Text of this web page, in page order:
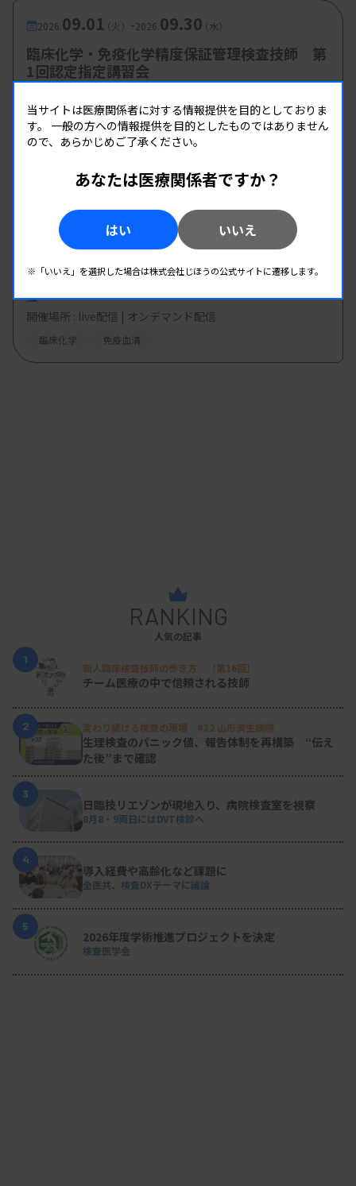
2026. 09.01（火） -2026. 09.30（水）
臨床化学・免疫化学精度保証管理検査技師 第
1回認定指定講習会
開催場所 : WEB
臨床化学 免疫血清
09.03 09.17
2026 QuidelOrtho Learning Program 第14
回-生化学・免疫- 「免疫検査の異常反応とその
主催 :オーソ・クリニカル・ダイアグノスティックス株式会
社
開催場所 : live配信 | オンデマンド配信
臨床化学 免疫血清
RANKING
人気の記事
1
新人臨床検査技師の歩き方 ［第16回］
チーム医療の中で信頼される技師
2 変わり続ける検査の現場 #32 山形済生病院
生理検査のパニック値、報告体制を再構築 “伝え
た後”まで確認
3
日臨技リエゾンが現地入り、病院検査室を視察
8月8・9両日にはDVT検診へ
4
導入経費や高齢化など課題に
全医共、検査DXテーマに議論
5
2026年度学術推進プロジェクトを決定
検査医学会
当サイトは医療関係者に対する情報提供を目的としておりま
す。 一般の方への情報提供を目的としたものではありません
ので、あらかじめご了承ください。
あなたは医療関係者ですか？
はい いいえ
※「いいえ」を選択した場合は株式会社じほうの公式サイトに遷移します。